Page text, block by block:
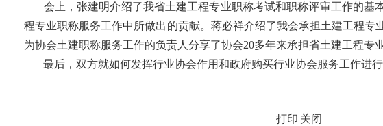
会上，张建明介绍了我省土建工程专业职称考试和职称评审工作的基
程专业职称服务工作中所做出的贡献。蒋必祥介绍了我会承担土建工程专
为协会土建职称服务工作的负责人分享了协会20多年来承担省土建工程专
最后，双方就如何发挥行业协会作用和政府购买行业协会服务工作进行
打印|关闭